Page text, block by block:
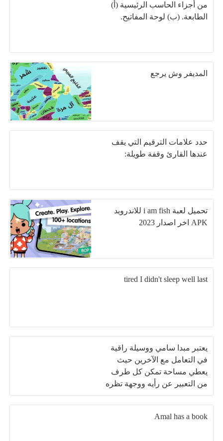
من أجزاء الحاسب الرئيسية (أ)
الطابعة. (ب) لوحة المفاتيح.
المديفر وش يرجع
حدد علامات الترقيم التي يقف
عندها القارئ وقفة طويلة:
تحميل لعبة i am fish للاندرويد
APK اخر اصدار 2023
tired I didn't sleep well last
يعتبر مبدا سامي ووسيلة راقية
في التعامل مع الآخرين حيث
يعطي مساحة تمكن كل طرف
من التعبير عن رأيه ووجهة تظره
بأريحية وحرية
Amal has a book